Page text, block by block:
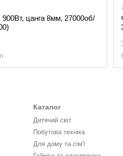
цанга 8мм, 27000об/
Каталог
Дитячий світ
Побутова техніка
Для дому та сім'ї